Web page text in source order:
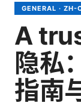
GENERAL · ZH-
A
隐私
指南